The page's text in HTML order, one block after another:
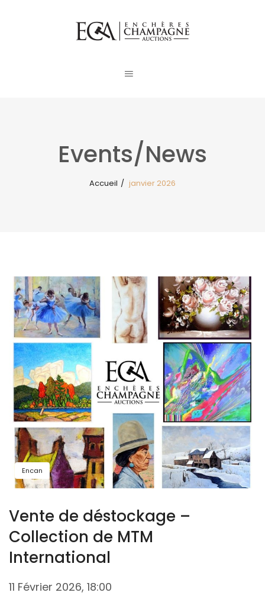
Events/News
Accueil / janvier 2026
Encan
Vente de déstockage –
Collection de MTM
International
11 Février 2026, 18:00